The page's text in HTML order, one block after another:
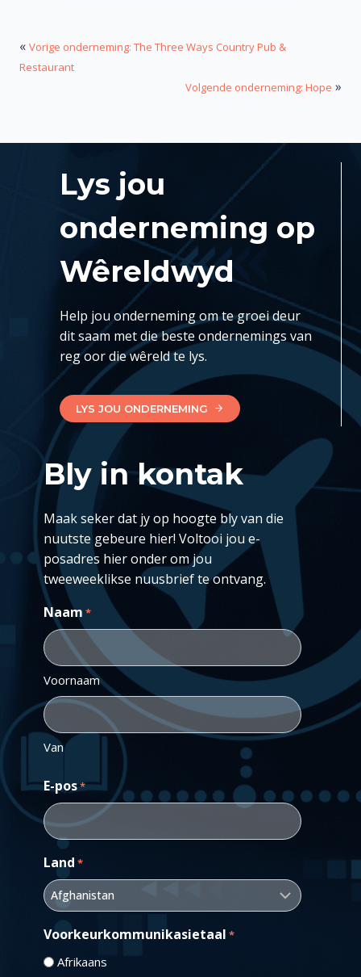
« Vorige onderneming: The Three Ways Country Pub &
Restaurant
Volgende onderneming: Hope »
Lys jou
onderneming op
Wêreldwyd
Help jou onderneming om te groei deur
dit saam met die beste ondernemings van
reg oor die wêreld te lys.
LYS JOU ONDERNEMING
Bly in kontak
Maak seker dat jy op hoogte bly van die
nuutste gebeure hier! Voltooi jou e-
posadres hier onder om jou
tweeweeklikse nuusbrief te ontvang.
Naam *
Voornaam
Van
E-pos*
Land *
Voorkeurkommunikasietaal *
Afrikaans